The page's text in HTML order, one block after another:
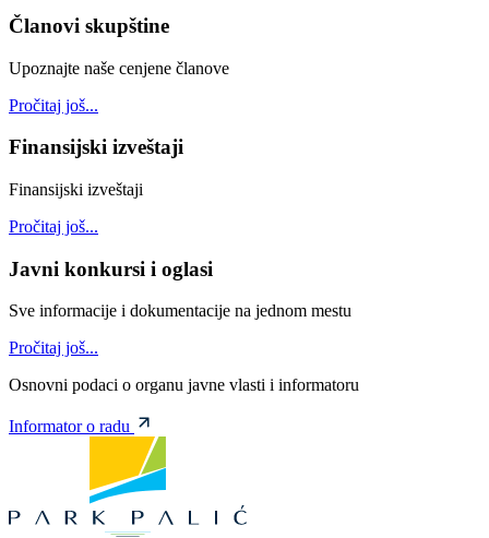
Članovi skupštine
Upoznajte naše cenjene članove
Pročitaj još...
Finansijski izveštaji
Finansijski izveštaji
Pročitaj još...
Javni konkursi i oglasi
Sve informacije i dokumentacije na jednom mestu
Pročitaj još...
Osnovni podaci o organu javne vlasti i informatoru
Informator o radu